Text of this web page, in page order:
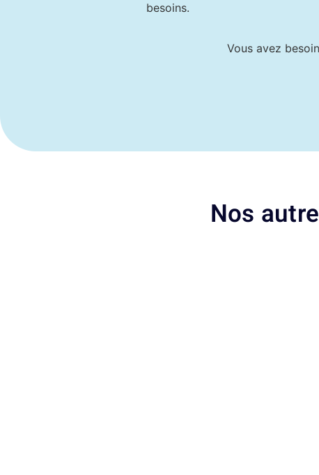
besoins.
Vous avez
Nos